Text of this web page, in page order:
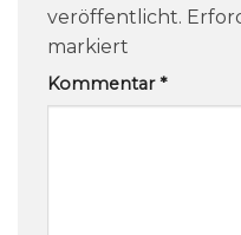
veröffentlicht.
markiert
Kommentar*